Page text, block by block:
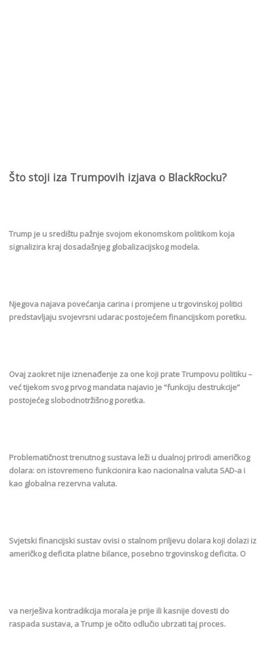
Što stoji iza Trumpovih izjava o BlackRocku?
Trump je u središtu pažnje svojom ekonomskom politikom koja
signalizira kraj dosadašnjeg globalizacijskog modela.
Njegova najava povećanja carina i promjene u trgovinskoj politici
predstavljaju svojevrsni udarac postojećem financijskom poretku.
Ovaj zaokret nije iznenađenje za one koji prate Trumpovu politiku –
već tijekom svog prvog mandata najavio je “funkciju destrukcije”
postojećeg slobodnotržišnog poretka.
Problematičnost trenutnog sustava leži u dualnoj prirodi američkog
dolara: on istovremeno funkcionira kao nacionalna valuta SAD-a i
kao globalna rezervna valuta.
Svjetski financijski sustav ovisi o stalnom priljevu dolara koji dolazi iz
američkog deficita platne bilance, posebno trgovinskog deficita. O
va nerješiva kontradikcija morala je prije ili kasnije dovesti do
raspada sustava, a Trump je očito odlučio ubrzati taj proces.